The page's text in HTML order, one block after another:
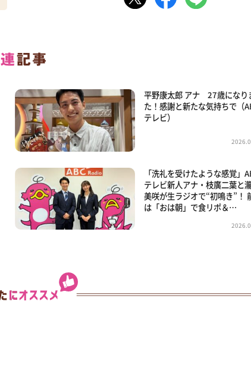
平野康太郎 アナ 27歳になり
た！感謝と新たな気持ちで（
テレビ）
「洗礼を受けたような感覚」
テレビ新人アナ・枝廣二葉と
美咲が生ラジオで“初鳴き”！
は「おは朝」で食リポ＆…